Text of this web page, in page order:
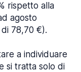
rispetto alla
agosto
78,70 €).
a individuare
si tratta solo di